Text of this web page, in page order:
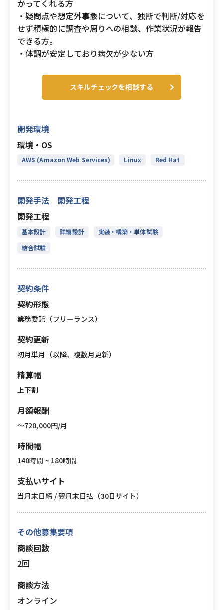
かってくれる方
・疑問点や想定外事象について、独断で判断/対応を
せず積極的に調査や周りへの相談、作業状況が報告
できる方。
・体調が安定しており病欠が少ない方
スキルチェックを相談する
開発環境
環境・OS
AWS (Amazon Web Services) Linux Red Hat
開発手法 開発工程
開発工程
基本設計 詳細設計
実装・構築・単体試験
結合試験
契約条件
契約形態
業務委託（フリーランス）
契約更新
初月単月（以降、複数月更新）
精算幅
上下割
月額報酬
〜720,000円/月
時間幅
140時間 ~ 180時間
支払いサイト
当月末日締 / 翌月末日払（30日サイト）
その他募集要項
商談回数
2回
商談方法
オンライン